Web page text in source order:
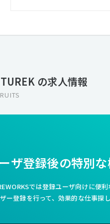
の求人情報
ザ登録後の特別
では登録ユーザ向けに便
ー登録を行って、効果的な仕事探